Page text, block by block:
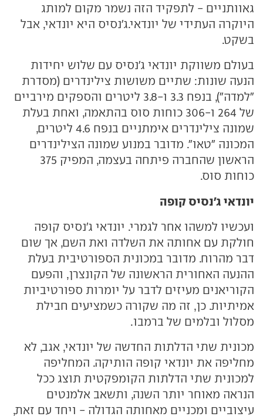
גאוותניים - לתפקיד הזה נשמר מקום למותג
היוקרה העתידי של יונדאי.ג'נסיס היא יונדאי, אבל
בשקט.
בעולם משווקת יונדאי ג'נסיס עם שלוש יחידות
הנעה שונות: שתיים משושות צילינדרים (מסדרת
"למדה"), בנפח 3.3 ו-3.8 ליטרים והספקים מירביים
של 264 ו-306 כוחות סוס בהתאמה, ואחת בעלת
שמונה צילינדרים אימתניים בנפח 4.6 ליטרים,
המכונה "טאו". מדובר במנוע שמונה הצילינדרים
הראשון שהחברה פיתחה בעצמה, המפיק 375
כוחות סוס.
יונדאי ג'נסיס קופה
ועכשיו למשהו אחר לגמרי. יונדאי ג'נסיס קופה
חולקת עם אחותה את השלדה ואת השם, אך שום
דבר מהרוח. מדובר במכונית הספורטיבית בעלת
ההנעה האחורית הראשונה של הקונצרן, והפעם
הקוריאנים מעיזים לדבר על יומרות ספורטיביות
אמיתיות. כן, זה מה שקורה כשמציעים חבילת
מסלול ובלמים של ברמבו.
מכונית שתי הדלתות החדשה של יונדאי, אגב, לא
מחליפה את יונדאי קופה הותיקה. המחליפה
למכונית שתי הדלתות הקומפקטית תוצג ככל
הנראה מאוחר יותר השנה, ותשאב אלמנטים
עיצוביים ומכניים מאחותה הגדולה - ויחד עם זאת,